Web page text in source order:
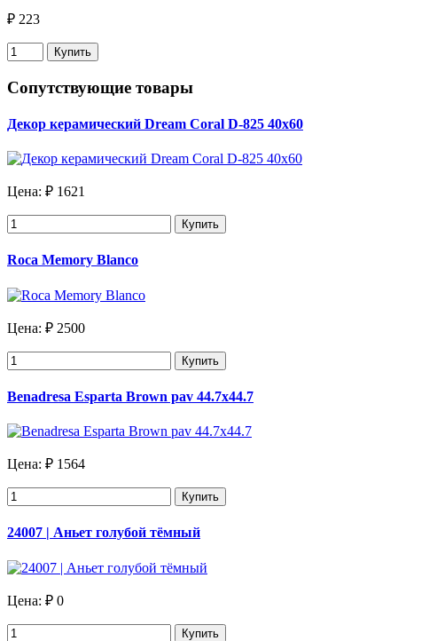
₽ 223
Купить
Сопутствующие товары
Декор керамический Dream Coral D-825 40х60
Цена: ₽ 1621
Купить
Roca Memory Blanco
Цена: ₽ 2500
Купить
Benadresa Esparta Brown pav 44.7х44.7
Цена: ₽ 1564
Купить
24007 | Аньет голубой тёмный
Цена: ₽ 0
Купить